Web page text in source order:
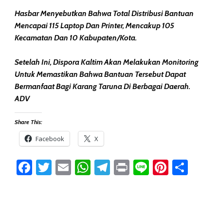
Hasbar Menyebutkan Bahwa Total Distribusi Bantuan
Mencapai 115 Laptop Dan Printer, Mencakup 105
Kecamatan Dan 10 Kabupaten/kota.
Setelah Ini, Dispora Kaltim Akan Melakukan Monitoring
Untuk Memastikan Bahwa Bantuan Tersebut Dapat
Bermanfaat Bagi Karang Taruna Di Berbagai Daerah.
ADV
Share This:
Facebook X
Facebook
Twitter
EmailWhatsApp
Telegram
PrintLine